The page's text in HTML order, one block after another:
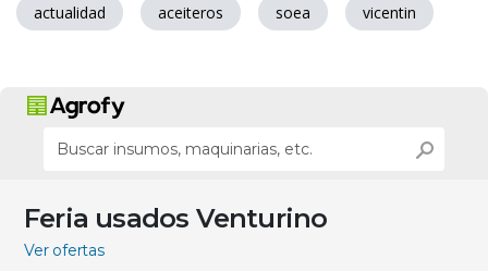
actualidad aceiteros soea vicentin
Feria usados Venturino
Ver ofertas